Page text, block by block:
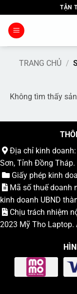
qua
nội
TẬN
TRANG CHỦ /
Không tìm thấy
Địa chỉ kinh
Sơn, Tỉnh Đồng Tháp.
Giấy phép kinh
Mã số thuế doanh
kinh doanh UBND
Chịu trách nhiệm
2023 Mỹ Tho Laptop.